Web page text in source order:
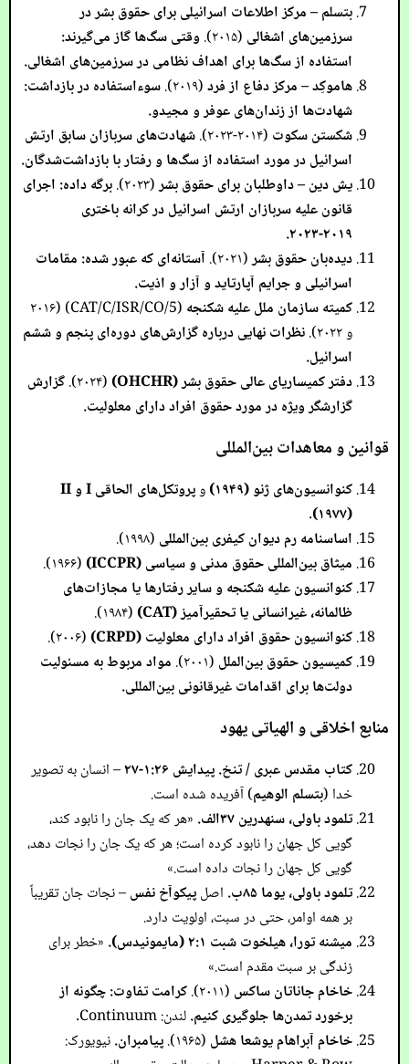
بتسلم – مرکز اطلاعات اسرائیلی برای حقوق بشر در
سرزمین‌های اشغالی (۲۰۱۵).
وقتی سگ‌ها گاز می‌گیرند:
استفاده از سگ‌ها برای اهداف نظامی در سرزمین‌های اشغالی.
هاموکِد – مرکز دفاع از فرد(۲۰۱۹).
سوءاستفاده در بازداشت:
شهادت‌ها از زندان‌های عوفر و مجیدو.
شکستن سکوت (۲۰۱۴-۲۰۲۳).
شهادت‌های سربازان سابق ارتش
اسرائیل در مورد استفاده از سگ‌ها و رفتار با بازداشت‌شدگان.
یش دین – داوطلبان برای حقوق بشر(۲۰۲۳).
برگه داده: اجرای
قانون علیه سربازان ارتش اسرائیل در کرانه باختری
۲۰۱۹-۲۰۲۳.
دیده‌بان حقوق بشر(۲۰۲۱).
آستانه‌ای که عبور شده: مقامات
اسرائیلی و جرایم آپارتاید و آزار و اذیت.
کمیته سازمان ملل علیه شکنجه
(CAT/C/ISR/CO/5) (۲۰۱۶
و ۲۰۲۲).
نظرات نهایی درباره گزارش‌های دوره‌ای پنجم و ششم
اسرائیل.
دفتر کمیساریای عالی حقوق بشر (OHCHR)
(۲۰۲۴).
گزارش
گزارشگر ویژه در مورد حقوق افراد دارای معلولیت.
قوانین و معاهدات بین‌المللی
کنوانسیون‌های ژنو (۱۹۴۹) و
پروتکل‌های الحاقی I و II
(۱۹۷۷).
اساسنامه رم دیوان کیفری بین‌المللی (۱۹۹۸).
میثاق بین‌المللی حقوق مدنی و سیاسی (ICCPR)
(۱۹۶۶).
کنوانسیون علیه شکنجه و سایر رفتارها یا مجازات‌های
ظالمانه، غیرانسانی یا تحقیرآمیز (CAT)
(۱۹۸۴).
کنوانسیون حقوق افراد دارای معلولیت (CRPD)
(۲۰۰۶).
کمیسیون حقوق بین‌الملل (۲۰۰۱).
مواد مربوط به مسئولیت
دولت‌ها برای اقدامات غیرقانونی بین‌المللی.
منابع اخلاقی و الهیاتی یهود
کتاب مقدس عبری / تنخ. پیدایش ۱:۲۶-۲۷
– انسان به تصویر
خدا (بتسلم الوهیم) آفریده شده است.
تلمود باولی، سنهدرین ۳۷الف.
«هر که یک جان را نابود کند،
گویی کل جهان را نابود کرده است؛ هر که یک جان را نجات دهد،
گویی کل جهان را نجات داده است.»
تلمود باولی، یوما ۸۵ب.
اصلپیکوآخ نفس– نجات جان تقریباً
بر همه اوامر، حتی در سبت، اولویت دارد.
میشنه تورا، هیلخوت شبت ۲:۱ (مایمونیدس).
«خطر برای
زندگی بر سبت مقدم است.»
خاخام جاناتان ساکس (۲۰۱۱).
کرامت تفاوت: چگونه از
برخورد تمدن‌ها جلوگیری کنیم.لندن: Continuum.
خاخام آبراهام یوشعا هشل (۱۹۶۵). پیامبران.نیویورک: